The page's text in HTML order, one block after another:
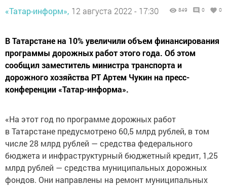
«Татар-информ», 12 августа 2022 - 17:30 849 0 0
В Татарстане на 10% увеличили объем финансирования
программы дорожных работ этого года. Об этом
сообщил заместитель министра транспорта и
дорожного хозяйства РТ Артем Чукин на пресс-
конференции «Татар-информа».
«На этот год по программе дорожных работ
в Татарстане предусмотрено 60,5 млрд рублей, в том
числе 28 млрд рублей — средства федерального
бюджета и инфраструктурный бюджетный кредит, 1,25
млрд рублей — средства муниципальных дорожных
фондов. Они направлены на ремонт муниципальных